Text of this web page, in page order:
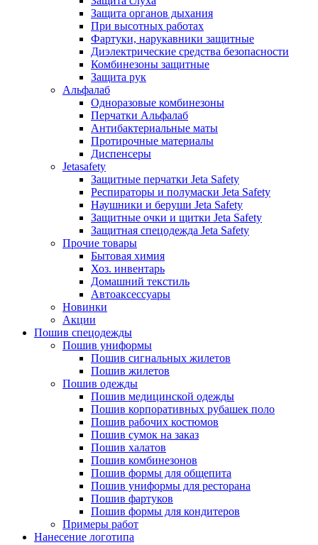
Защита органов дыхания
При высотных работах
Фартуки, нарукавники защитные
Диэлектрические средства безопасности
Комбинезоны защитные
Защита рук
Альфалаб
Одноразовые комбинезоны
Перчатки Альфалаб
Антибактериальные маты
Протирочные материалы
Диспенсеры
Jetasafety
Защитные перчатки Jeta Safety
Респираторы и полумаски Jeta Safety
Наушники и беруши Jeta Safety
Защитные очки и щитки Jeta Safety
Защитная спецодежда Jeta Safety
Прочие товары
Бытовая химия
Хоз. инвентарь
Домашний текстиль
Автоаксессуары
Новинки
Акции
Пошив спецодежды
Пошив униформы
Пошив сигнальных жилетов
Пошив жилетов
Пошив одежды
Пошив медицинской одежды
Пошив корпоративных рубашек поло
Пошив рабочих костюмов
Пошив сумок на заказ
Пошив халатов
Пошив комбинезонов
Пошив формы для общепита
Пошив униформы для ресторана
Пошив фартуков
Пошив формы для кондитеров
Примеры работ
Нанесение логотипа